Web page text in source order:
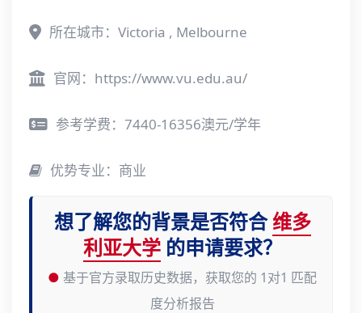
所在城市：Victoria , Melbourne
官网： https://www.vu.edu.au/
参考学费：7440-16356澳元/学年
优势专业：商业
想了解您的背景是否符合维多
利亚大学的申请要求？
● 基于官方录取历史数据，获取您的 1对1 匹配
度分析报告